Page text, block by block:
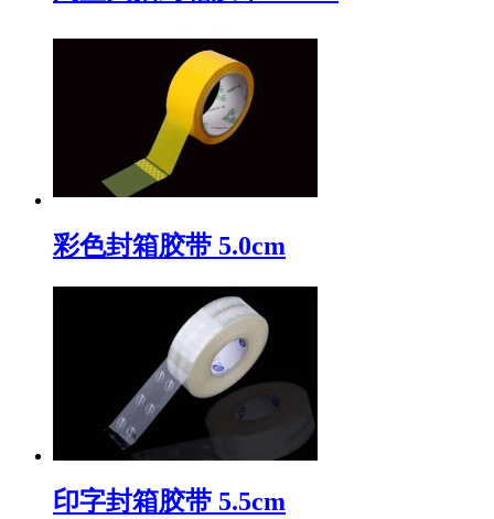
彩色封箱胶带 5.0cm
印字封箱胶带 5.5cm